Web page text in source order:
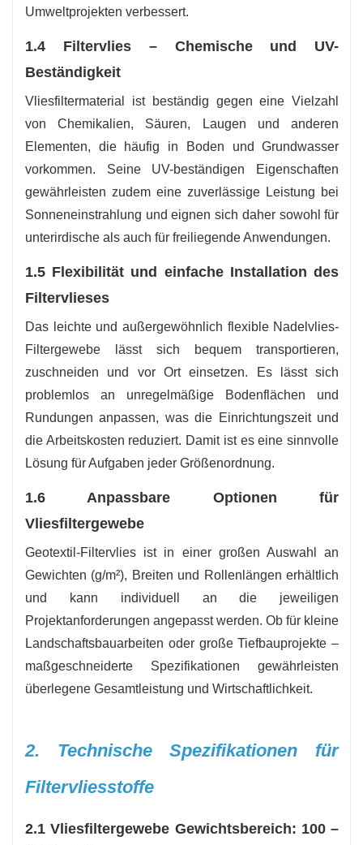
Umweltprojekten verbessert.
1.4 Filtervlies – Chemische und UV-
Beständigkeit
Vliesfiltermaterial ist beständig gegen eine Vielzahl
von Chemikalien, Säuren, Laugen und anderen
Elementen, die häufig in Boden und Grundwasser
vorkommen. Seine UV-beständigen Eigenschaften
gewährleisten zudem eine zuverlässige Leistung bei
Sonneneinstrahlung und eignen sich daher sowohl für
unterirdische als auch für freiliegende Anwendungen.
1.5 Flexibilität und einfache Installation des
Filtervlieses
Das leichte und außergewöhnlich flexible Nadelvlies-
Filtergewebe lässt sich bequem transportieren,
zuschneiden und vor Ort einsetzen. Es lässt sich
problemlos an unregelmäßige Bodenflächen und
Rundungen anpassen, was die Einrichtungszeit und
die Arbeitskosten reduziert. Damit ist es eine sinnvolle
Lösung für Aufgaben jeder Größenordnung.
1.6 Anpassbare Optionen für
Vliesfiltergewebe
Geotextil-Filtervlies ist in einer großen Auswahl an
Gewichten (g/m²), Breiten und Rollenlängen erhältlich
und kann individuell an die jeweiligen
Projektanforderungen angepasst werden. Ob für kleine
Landschaftsbauarbeiten oder große Tiefbauprojekte –
maßgeschneiderte Spezifikationen gewährleisten
überlegene Gesamtleistung und Wirtschaftlichkeit.
2. Technische Spezifikationen für
Filtervliesstoffe
2.1 Vliesfiltergewebe Gewichtsbereich: 100 –